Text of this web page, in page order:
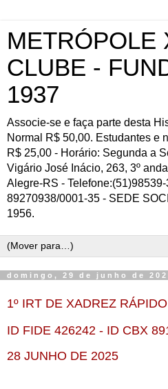
METRÓPOLE
CLUBE -
1937
Associe-se e faça parte desta
Normal R$ 50,00. Estudantes e
R$ 25,00 - Horário: Segunda a
Vigário José Inácio, 263, 3º
Alegre-RS -
89270938/0001-35 - SEDE
1956.
domingo, 29 de junho de
1º IRT DE XADREZ
ID FIDE 426242 - ID CBX
28 JUNHO DE 2025